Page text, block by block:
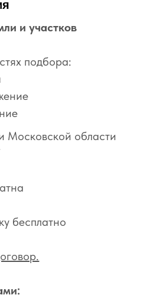
и участков
подбора:
Московской области
бесплатно